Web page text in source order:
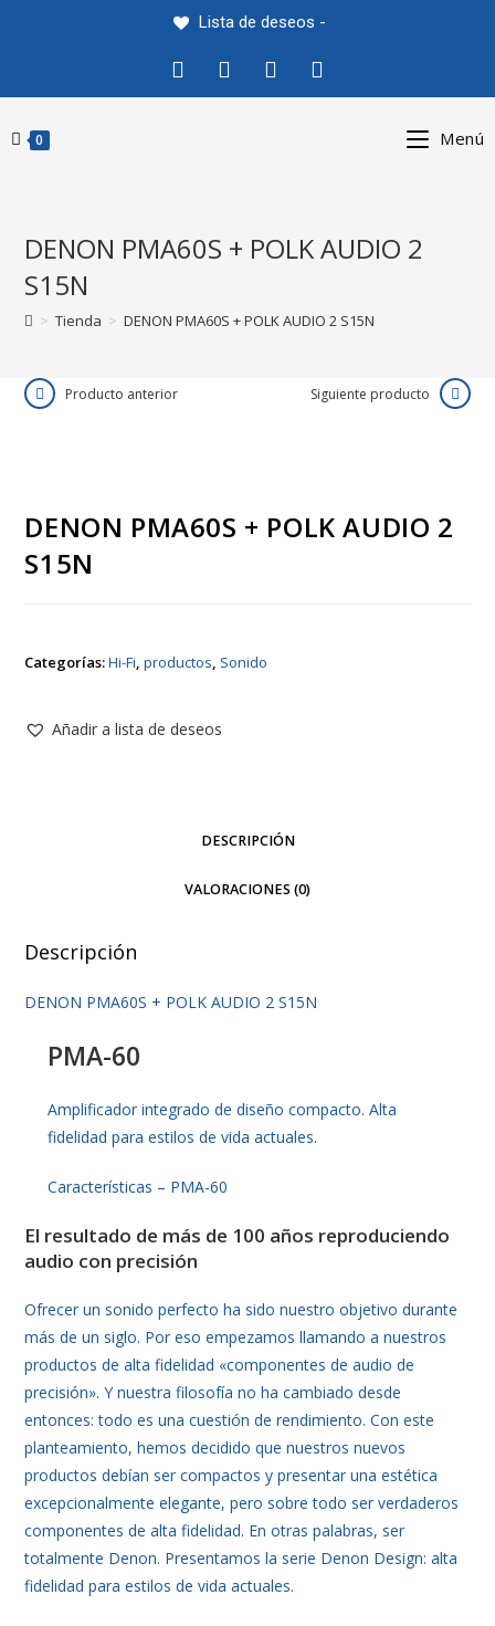
Lista de deseos -
0 Menú
DENON PMA60S + POLK AUDIO 2
S15N
> Tienda > DENON PMA60S + POLK AUDIO 2 S15N
Producto anterior Siguiente producto
DENON PMA60S + POLK AUDIO 2
S15N
Categorías:Hi-Fi,productos, Sonido
Añadir a lista de deseos
DESCRIPCIÓN
VALORACIONES (0)
Descripción
DENON PMA60S + POLK AUDIO 2 S15N
PMA-60
Amplificador integrado de diseño compacto. Alta
fidelidad para estilos de vida actuales.
Características – PMA-60
El resultado de más de 100 años reproduciendo
audio con precisión
Ofrecer un sonido perfecto ha sido nuestro objetivo durante
más de un siglo. Por eso empezamos llamando a nuestros
productos de alta fidelidad «componentes de audio de
precisión». Y nuestra filosofía no ha cambiado desde
entonces: todo es una cuestión de rendimiento. Con este
planteamiento, hemos decidido que nuestros nuevos
productos debían ser compactos y presentar una estética
excepcionalmente elegante, pero sobre todo ser verdaderos
componentes de alta fidelidad. En otras palabras, ser
totalmente Denon. Presentamos la serie Denon Design: alta
fidelidad para estilos de vida actuales.